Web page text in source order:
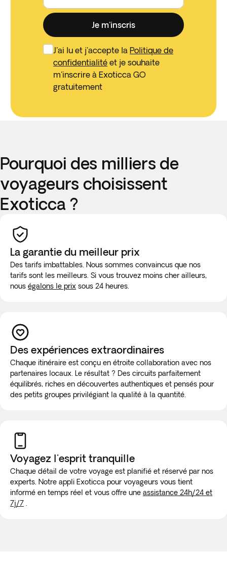
Je m'inscris
J'ai lu et j'accepte la Politique de
confidentialité et je souhaite
m'inscrire à Exoticca GO
gratuitement
Pourquoi des milliers de
voyageurs choisissent
Exoticca ?
La garantie du meilleur prix
Des tarifs imbattables. Nous sommes convaincus que nos
tarifs sont les meilleurs. Si vous trouvez moins cher ailleurs,
nous égalons le prix sous 24 heures.
Des expériences extraordinaires
Chaque itinéraire est conçu en étroite collaboration avec nos
partenaires locaux. Le résultat ? Des circuits parfaitement
équilibrés, riches en découvertes authentiques et pensés pour
des petits groupes privilégiant la qualité à la quantité.
Voyagez l'esprit tranquille
Chaque détail de votre voyage est planifié et réservé par nos
experts. Notre appli Exoticca pour voyageurs vous tient
informé en temps réel et vous offre une assistance 24h/24 et
7j/7